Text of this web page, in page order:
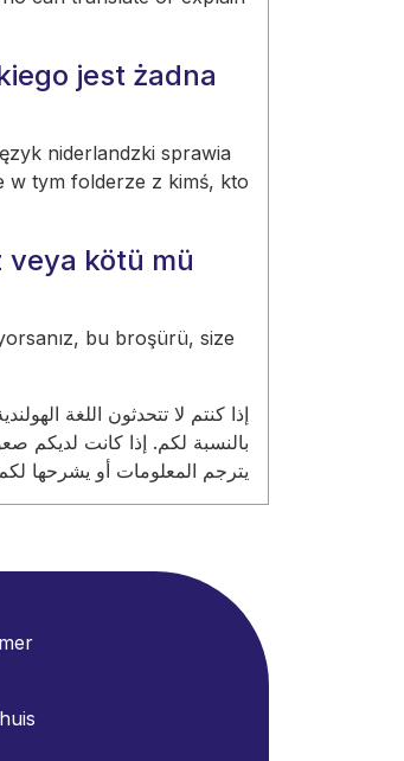
jest żadna
niderlandzki sprawia
w tym folderze z kimś, kto
veya kötü mü
bu broşürü, size
إذا كنتم لا تتحدثون اللغة
بالنسبة لكم. إذا كانت لديكم
يترجم المعلومات أو يشرحها